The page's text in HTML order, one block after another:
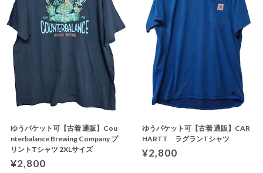
ゆうパケット可【古着 通販】Cou
nterbalance Brewing Company プ
リントTシャツ 2XLサイズ
¥2,800
ゆうパケット可【古着 通販】CAR
HARTT ラグランTシャツ
¥2,800